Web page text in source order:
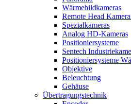
Wärmebildkameras
Remote Head
Spezialkameras
Analog HD-Kameras
Positioniersysteme
Sentech
Positioniersysteme
Objektive
Beleuchtung
Gehäuse
Übertragungstechnik